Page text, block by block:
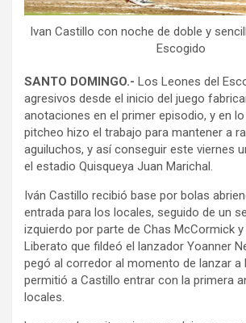
Ivan Castillo con noche de doble y
Escogido
SANTO DOMINGO.- Los Leones del
agresivos desde el inicio del juego
anotaciones en el primer episodio, y en
pitcheo hizo el trabajo para mantener a
aguiluchos, y así conseguir este viernes
el estadio Quisqueya Juan Marichal.
Iván Castillo recibió base por bolas
entrada para los locales, seguido de un
izquierdo por parte de Chas McCormick
Liberato que fildeó el lanzador Yoanner
pegó al corredor al momento de lanzar a
permitió a Castillo entrar con la primera
locales.